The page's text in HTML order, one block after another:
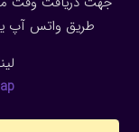
طریق واتس آپ